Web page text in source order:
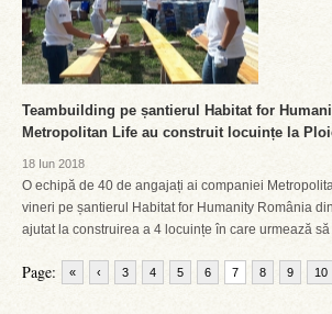
Teambuilding pe șantierul Habitat for
Metropolitan Life au construit locuințe la
18 Iun 2018
O echipă de 40 de angajați ai companiei
vineri pe șantierul Habitat for Humanity România
ajutat la construirea a 4 locuințe în care urmează
Page: « ‹ 3 4 5 6 7 8 9 10